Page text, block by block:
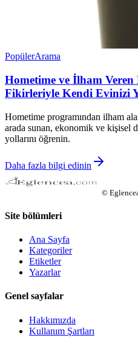
PopülerArama
Hometime ve İlham
Fikirleriyle Kendi Evinizi
Hometime programından ilham
arada sunan, ekonomik ve kişisel
yollarını öğrenin.
Daha fazla bilgi edinin
©
Site bölümleri
Ana Sayfa
Kategoriler
Etiketler
Yazarlar
Genel sayfalar
Hakkımızda
Kullanım Şartları